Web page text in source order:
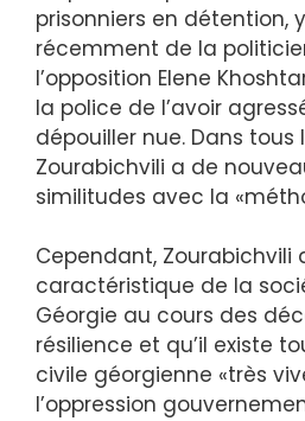
prisonniers en détention,
récemment de la
l’opposition Elene
la police de l’avoir
dépouiller nue. Dans tous
Zourabichvili a de
similitudes avec la
Cependant, Zourabichvili
caractéristique de la
Géorgie au cours des
résilience et qu’il existe
civile géorgienne «très
l’oppression